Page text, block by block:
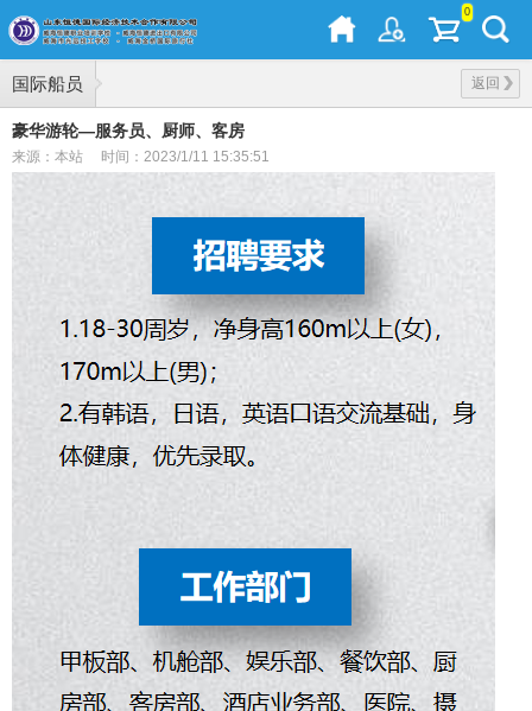
0
国际船员 返回
豪华游轮—服务员、厨师、客房
来源：本站 时间：2023/1/11 15:35:51